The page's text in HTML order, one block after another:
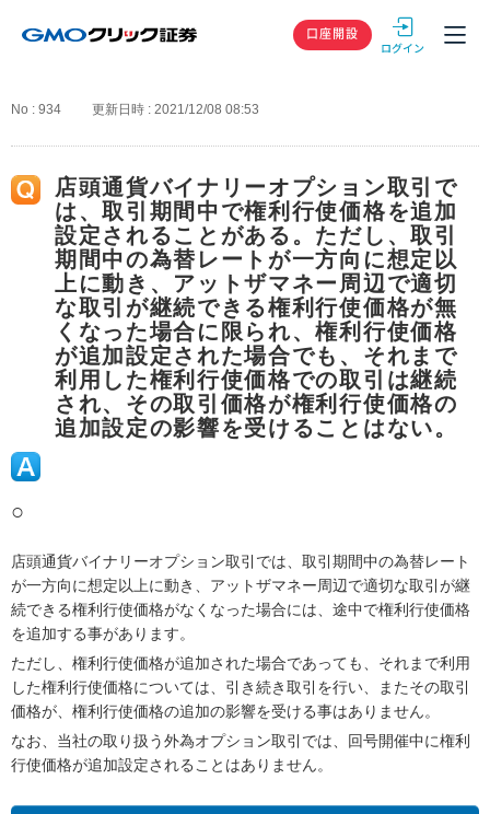
GMOクリック
口座開設
No : 934 更新日時 : 2021/12/08 08:53
店頭通貨バイナリーオプション取引で
は、取引期間中で権利行使価格を追加
設定されることがある。ただし、取引
期間中の為替レートが一方向に想定以
上に動き、アットザマネー周辺で適切
な取引が継続できる権利行使価格が無
くなった場合に限られ、権利行使価格
が追加設定された場合でも、それまで
利用した権利行使価格での取引は継続
され、その取引価格が権利行使価格の
追加設定の影響を受けることはない。
○
店頭通貨バイナリーオプション取引では、取引期間中の為替レート
が一方向に想定以上に動き、アットザマネー周辺で適切な取引が継
続できる権利行使価格がなくなった場合には、途中で権利行使価格
を追加する事があります。
ただし、権利行使価格が追加された場合であっても、それまで利用
した権利行使価格については、引き続き取引を行い、またその取引
価格が、権利行使価格の追加の影響を受ける事はありません。
なお、当社の取り扱う外為オプション取引では、回号開催中に権利
行使価格が追加設定されることはありません。